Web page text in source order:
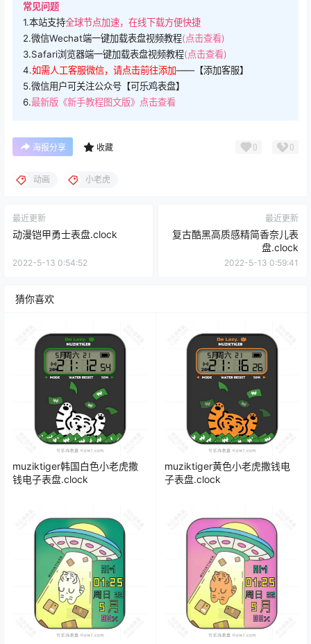
常见问题
1.本站支持全球节点加速，在线下载方便快捷
2.微信Wechat端一键加载表盘视频教程(点击查看)
3.Safari浏览器端一键加载表盘视频教程(点击查看)
4.如需人工客服微信，请点击前往添加——【添加客服】
5.微信用户可关注公众号【可乐鸡表盘】
6.最新版《新手教程图文版》点击查看
海报分享 收藏 0 0
动画 小老虎
最近更新
动漫铠甲勇士表盘.clock
2022-5-13 0:54:52
最近更新
复古酷黑高质感精简香奈儿表
盘.clock
2022-5-13 0:59:41
猜你喜欢
muziktiger韩国白色小老虎撒
钱电子表盘.clock
muziktiger黄色小老虎撒钱电
子表盘.clock